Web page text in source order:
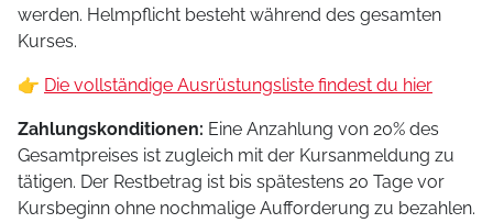
werden. Helmpflicht besteht während des gesamten
Kurses.
👉 Die vollständige Ausrüstungsliste findest du hier
Zahlungskonditionen: Eine Anzahlung von 20% des
Gesamtpreises ist zugleich mit der Kursanmeldung zu
tätigen. Der Restbetrag ist bis spätestens 20 Tage vor
Kursbeginn ohne nochmalige Aufforderung zu bezahlen.